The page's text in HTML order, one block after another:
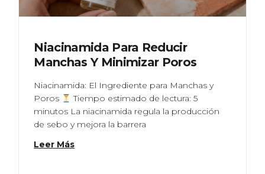
Niacinamida Para Reducir
Manchas Y Minimizar Poros
Niacinamida: El Ingrediente para Manchas y
Poros
Tiempo estimado de lectura: 5
minutos La niacinamida regula la producción
de sebo y mejora la barrera
Leer Más